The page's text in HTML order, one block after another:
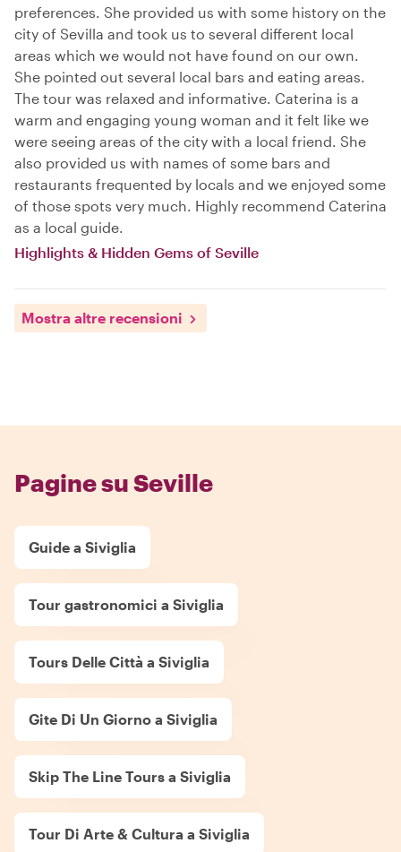
preferences. She provided us with some history on the
city of Sevilla and took us to several different local
areas which we would not have found on our own.
She pointed out several local bars and eating areas.
The tour was relaxed and informative. Caterina is a
warm and engaging young woman and it felt like we
were seeing areas of the city with a local friend. She
also provided us with names of some bars and
restaurants frequented by locals and we enjoyed some
of those spots very much. Highly recommend Caterina
as a local guide.
Highlights & Hidden Gems of Seville
Mostra altre recensioni
Pagine su Seville
Guide a Siviglia
Tour gastronomici a Siviglia
Tours Delle Città a Siviglia
Gite Di Un Giorno a Siviglia
Skip The Line Tours a Siviglia
Tour Di Arte & Cultura a Siviglia